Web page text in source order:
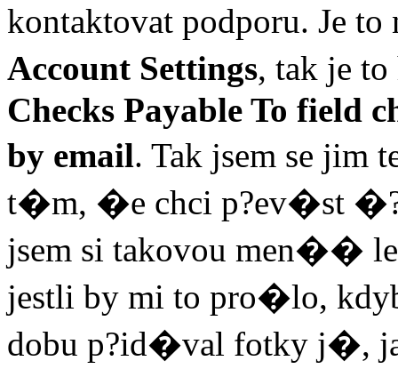
kontaktovat podporu. Je
Account Settings, tak je
Checks Payable To field
by email. Tak jsem se jim
t�m, �e chci p?ev�st
jsem si takovou men��
jestli by mi to pro�lo,
dobu p?id�val fotky j�,